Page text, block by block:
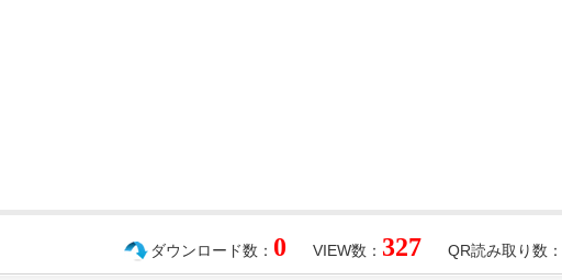
QR読み取り数：
VIEW数： 327
ダウンロード数： 0